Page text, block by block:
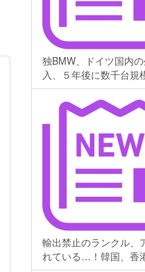
独BMW、ドイツ国内
入、５年後に数千台規
輸出禁止のランクル、
れている…！韓国、香